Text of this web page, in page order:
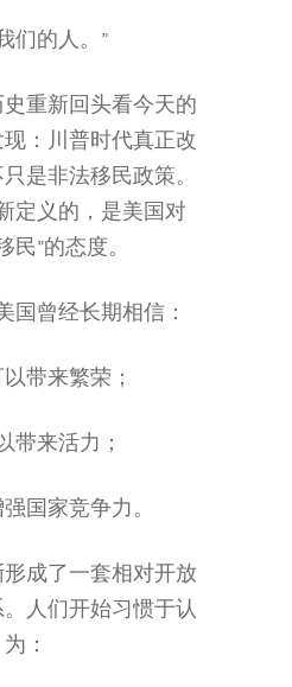
们的人。”
重新回头看今天的
：川普时代真正改
是非法移民政策。
定义的，是美国对
”的态度。
曾经长期相信：
带来繁荣；
带来活力；
国家竞争力。
成了一套相对开放
人们开始习惯于认
为：